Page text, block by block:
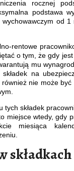
rocznej
podstawa
od
rentowe
o tym, że gdy
mu
na
nie może
tych składek
miejsce wtedy, gdy
miesiąca
składkach